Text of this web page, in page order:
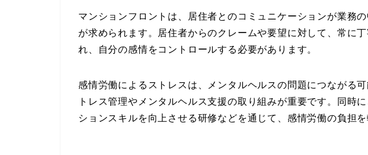
マンションフロントは、居住者とのコミュニケーションが業務
が求められます。居住者からのクレームや要望に対して、常に
れ、自分の感情をコントロールする必要があります。
感情労働によるストレスは、メンタルヘルスの問題につながる
トレス管理やメンタルヘルス支援の取り組みが重要です。同時
ションスキルを向上させる研修などを通じて、感情労働の負担